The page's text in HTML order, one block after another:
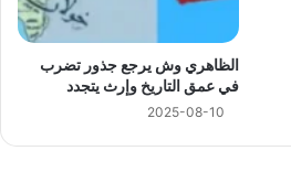
الظاهري وش يرجع جذور تضرب
في عمق التاريخ وإرث يتجدد
2025-08-10